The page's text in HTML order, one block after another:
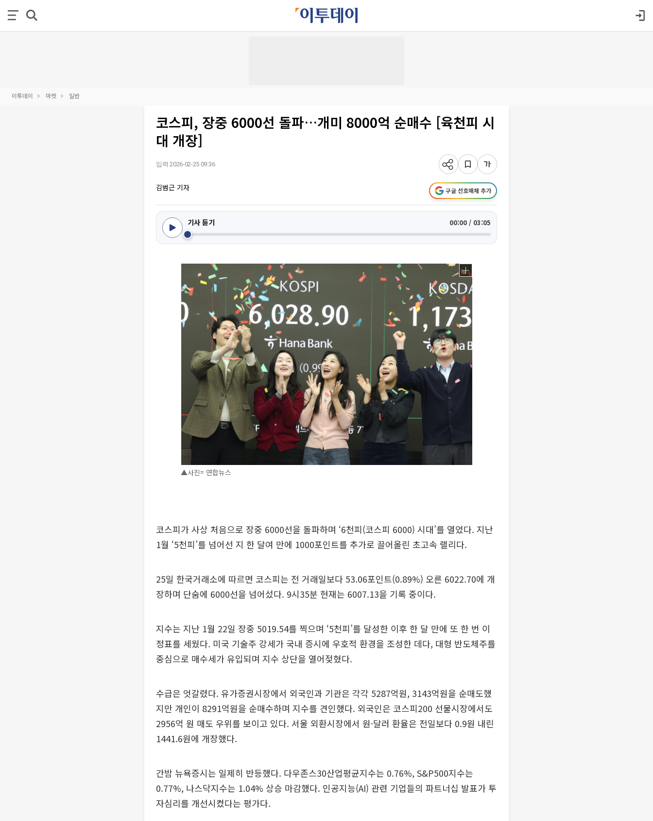
이투데이 마켓 일반
코스피, 장중 6000선 돌파…개미 8000억 순매수 [육천피 시
대 개장]
입력 2026-02-25 09:36
김범근 기자 구글 선호매체 추가
기사 듣기 00:00 / 03:05
▲사진= 연합뉴스
코스피가 사상 처음으로 장중 6000선을 돌파하며 ‘6천피(코스피 6000) 시대’를 열었다. 지난
1월 ‘5천피’를 넘어선 지 한 달여 만에 1000포인트를 추가로 끌어올린 초고속 랠리다.
25일 한국거래소에 따르면 코스피는 전 거래일보다 53.06포인트(0.89%) 오른 6022.70에 개
장하며 단숨에 6000선을 넘어섰다. 9시35분 현재는 6007.13을 기록 중이다.
지수는 지난 1월 22일 장중 5019.54를 찍으며 ‘5천피’를 달성한 이후 한 달 만에 또 한 번 이
정표를 세웠다. 미국 기술주 강세가 국내 증시에 우호적 환경을 조성한 데다, 대형 반도체주를
중심으로 매수세가 유입되며 지수 상단을 열어젖혔다.
수급은 엇갈렸다. 유가증권시장에서 외국인과 기관은 각각 5287억원, 3143억원을 순매도했
지만 개인이 8291억원을 순매수하며 지수를 견인했다. 외국인은 코스피200 선물시장에서도
2956억 원 매도 우위를 보이고 있다. 서울 외환시장에서 원·달러 환율은 전일보다 0.9원 내린
1441.6원에 개장했다.
간밤 뉴욕증시는 일제히 반등했다. 다우존스30산업평균지수는 0.76%, S&P500지수는
0.77%, 나스닥지수는 1.04% 상승 마감했다. 인공지능(AI) 관련 기업들의 파트너십 발표가 투
자심리를 개선시켰다는 평가다.